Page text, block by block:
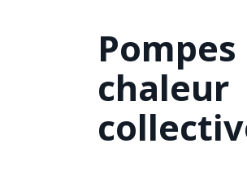
Pompes
chaleur